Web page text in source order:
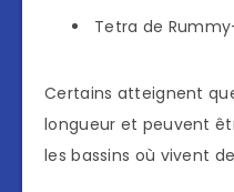
Tetra de
Certains atteignent
longueur et peuvent
les bassins où vivent